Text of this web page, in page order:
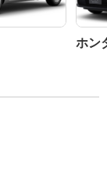
ホン